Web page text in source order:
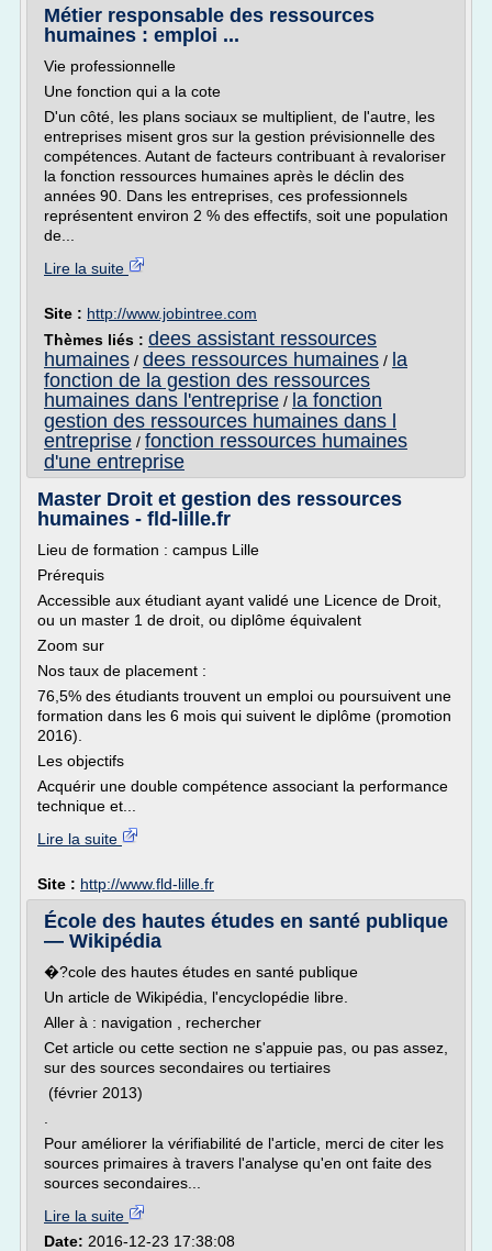
Métier responsable des ressources
humaines : emploi ...
Vie professionnelle
Une fonction qui a la cote
D'un côté, les plans sociaux se multiplient, de l'autre, les
entreprises misent gros sur la gestion prévisionnelle des
compétences. Autant de facteurs contribuant à revaloriser
la fonction ressources humaines après le déclin des
années 90. Dans les entreprises, ces professionnels
représentent environ 2 % des effectifs, soit une population
de...
Lire la suite
Site : http://www.jobintree.com
Thèmes liés : dees assistant ressources
humaines / dees ressources humaines / la
fonction de la gestion des ressources
humaines dans l'entreprise / la fonction
gestion des ressources humaines dans l
entreprise / fonction ressources humaines
d'une entreprise
Master Droit et gestion des ressources
humaines - fld-lille.fr
Lieu de formation : campus Lille
Prérequis
Accessible aux étudiant ayant validé une Licence de Droit,
ou un master 1 de droit, ou diplôme équivalent
Zoom sur
Nos taux de placement :
76,5% des étudiants trouvent un emploi ou poursuivent une
formation dans les 6 mois qui suivent le diplôme (promotion
2016).
Les objectifs
Acquérir une double compétence associant la performance
technique et...
Lire la suite
Site : http://www.fld-lille.fr
École des hautes études en santé publique
— Wikipédia
�?cole des hautes études en santé publique
Un article de Wikipédia, l'encyclopédie libre.
Aller à : navigation , rechercher
Cet article ou cette section ne s'appuie pas, ou pas assez,
sur des sources secondaires ou tertiaires
(février 2013)
Pour améliorer la vérifiabilité de l'article, merci de citer les
sources primaires à travers l'analyse qu'en ont faite des
sources secondaires...
Lire la suite
Date: 2016-12-23 17:38:08